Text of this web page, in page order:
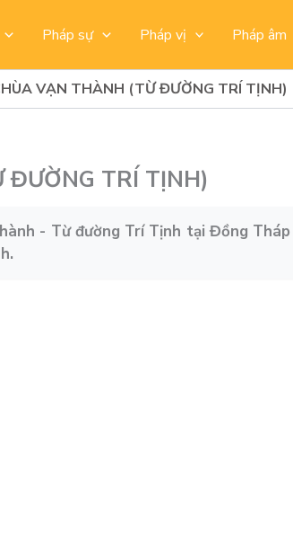
Pháp sự Pháp vị Pháp âm
VẠN THÀNH (TỪ ĐƯỜNG TRÍ TỊNH)
ĐƯỜNG TRÍ TỊNH)
- Từ đường Trí Tịnh tại Đồng Tháp